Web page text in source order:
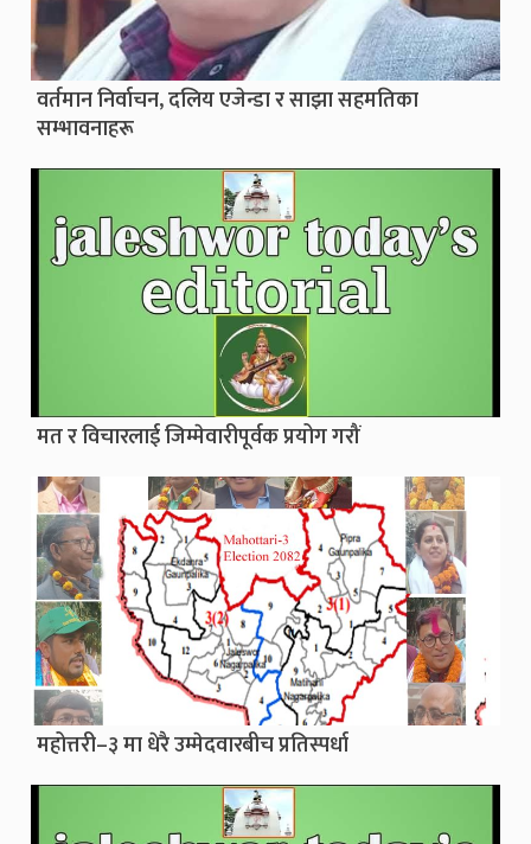
वर्तमान निर्वाचन, दलिय एजेन्डा र साझा सहमतिका
सम्भावनाहरू
मत र विचारलाई जिम्मेवारीपूर्वक प्रयोग गरौं
महोत्तरी–३ मा धेरै उम्मेदवारबीच प्रतिस्पर्धा